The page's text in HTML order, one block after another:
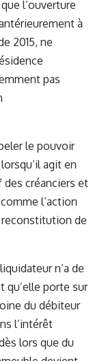
l’ouverture
à
2015, ne
pas
le pouvoir
agit en
créanciers et
l’action
de
n’a de
qu’elle porte sur
du débiteur
l’intérêt
lors que du